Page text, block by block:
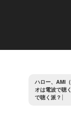
ハロー、 AMI（
オは電波で聴く
で聴く 派？